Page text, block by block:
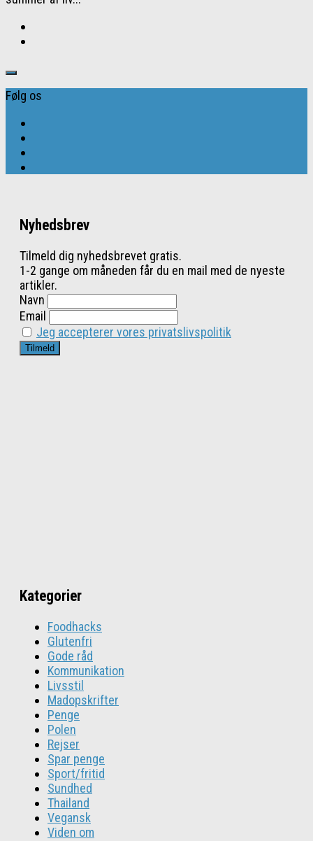
Følg os
Nyhedsbrev
Tilmeld dig nyhedsbrevet gratis.
1-2 gange om måneden får du en mail med de nyeste
artikler.
Navn
Email
Jeg accepterer vores privatslivspolitik
Kategorier
Foodhacks
Glutenfri
Gode råd
Kommunikation
Livsstil
Madopskrifter
Penge
Polen
Rejser
Spar penge
Sport/fritid
Sundhed
Thailand
Vegansk
Viden om